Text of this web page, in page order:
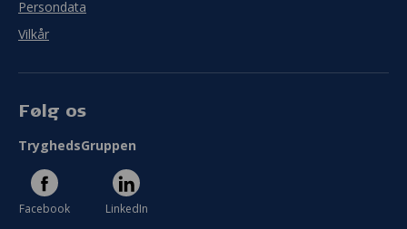
Persondata
Vilkår
Følg os
TryghedsGruppen
Facebook LinkedIn